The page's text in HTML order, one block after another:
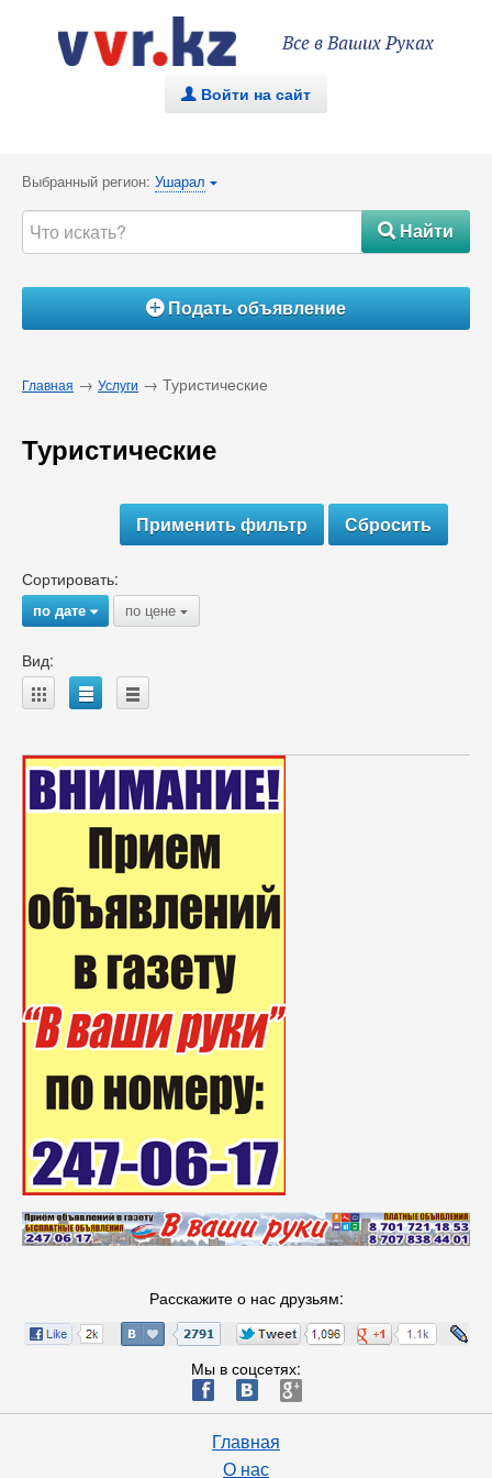
Все в Ваших Руках
. Войти на сайт
Выбранный регион: Ушарал {
#Найти
ÁПодать объявление
Главная → Услуги → Туристические
Туристические
Сортировать:
по дате{ по цене {
Вид:
A B C
Расскажите о нас друзьям:
Мы в соцсетях:
ä æ è
Главная
О нас